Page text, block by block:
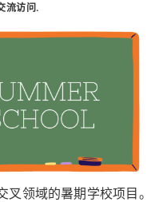
流访问.
领域的暑期学校项目。